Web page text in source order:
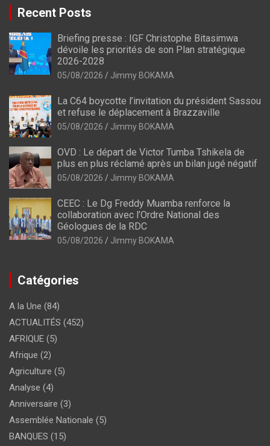
Recent Posts
Briefing presse : IGF Christophe Bitasimwa
dévoile les priorités de son Plan stratégique
2026-2028
05/08/2026 Jimmy BOKAMA
La C64 boycotte l’invitation du président Sassou
et refuse le déplacement à Brazzaville
05/08/2026 Jimmy BOKAMA
OVD : Le départ de Victor Tumba Tshikela de
plus en plus réclamé après un bilan jugé négatif
05/08/2026 Jimmy BOKAMA
CEEC : Le Dg Freddy Muamba renforce la
collaboration avec l’Ordre National des
Géologues de la RDC
05/08/2026 Jimmy BOKAMA
Catégories
A la Une (84)
ACTUALITÉS (452)
AFRIQUE (5)
Afrique (2)
Agriculture (5)
Analyse (4)
Anniversaire (3)
Assemblée Nationale (5)
BANQUES (15)